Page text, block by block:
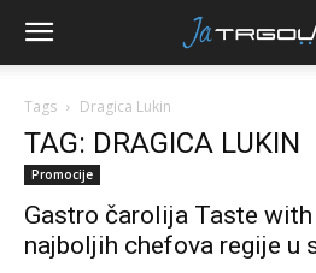
Tags Dragica Lukin
TAG: DRAGICA LUKIN
Promocije
Gastro čarolija Taste
najboljih chefova regije u